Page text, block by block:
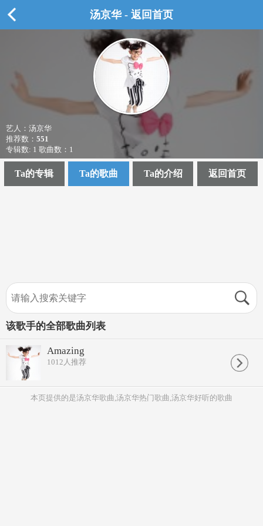
汤京华 - 返回首页
艺人：汤京华
推荐数： 551
专辑数: 1 歌曲数：1
Ta的专辑 Ta的歌曲 Ta的介绍 返回首页
该歌手的全部歌曲列表
Amazing
1012 人推荐
本页提供的是汤京华歌曲,汤京华热门歌曲,汤京华好听的歌曲